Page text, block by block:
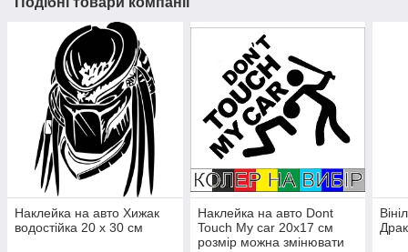
Наклейка на авто Хижак
водостійка 20 х 30 см
Наклейка на авто Dont
Touch My car 20х17 см
розмір можна змінювати